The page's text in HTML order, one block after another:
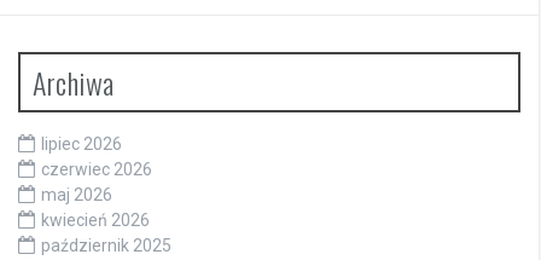
Archiwa
lipiec 2026
czerwiec 2026
maj 2026
kwiecień 2026
październik 2025